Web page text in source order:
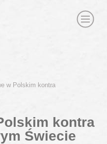
w Polskim kontra
kontra
Świecie